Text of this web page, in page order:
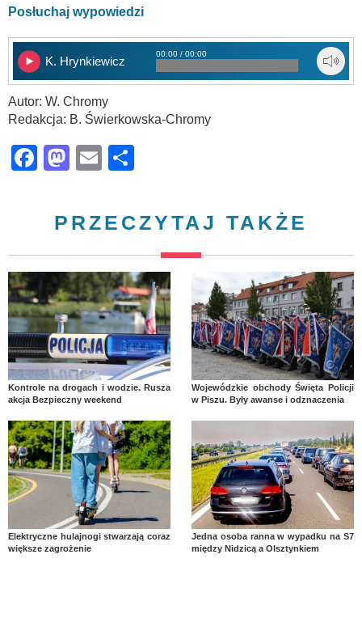
Posłuchaj wypowiedzi
K. Hrynkiewicz
00:00 / 00:00
Autor: W. Chromy
Redakcja: B. Świerkowska-Chromy
Facebook
Mastodon
Email
PRZECZYTAJ TAKŻE
Kontrole na drogach i wodzie. Rusza
akcja Bezpieczny weekend
Wojewódzkie obchody Święta Policji
w Piszu. Były awanse i odznaczenia
Elektryczne hulajnogi stwarzają coraz
większe zagrożenie
Jedna osoba ranna w wypadku na S7
między Nidzicą a Olsztynkiem